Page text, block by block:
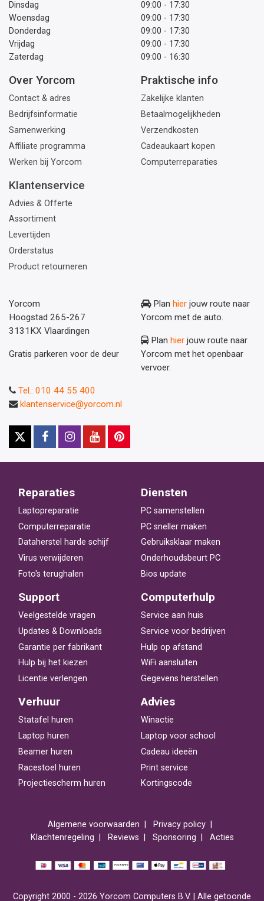
Dinsdag
09:00 - 17:30
Woensdag
09:00 - 17:30
Donderdag
09:00 - 17:30
Vrijdag
09:00 - 17:30
Zaterdag
09:00 - 16:30
Over Yorcom
Contact & adres
Bedrijfsinformatie
Samenwerking
Affiliate programma
Werken bij Yorcom
Praktische info
Zakelijke klanten
Betaalmogelijkheden
Verzendkosten
Cadeaukaart kopen
Computerreparaties
Klantenservice
Advies & Offerte
Assortiment
Levertijden
Orderstatus
Product retourneren
Yorcom
Hoogstad 265-267
3131KX Vlaardingen
Gratis parkeren voor de deur
Plan hier jouw route naar
Yorcom met de auto.
Plan hier jouw route naar
Yorcom met het openbaar
vervoer.
Tel.: 010 44 55 400
klantenservice@yorcom.nl
Reparaties
Laptopreparatie
Computerreparatie
Dataherstel harde schijf
Virus verwijderen
Foto's terughalen
Diensten
PC samenstellen
PC sneller maken
Gebruiksklaar maken
Onderhoudsbeurt PC
Bios update
Support
Veelgestelde vragen
Updates & Downloads
Garantie per fabrikant
Hulp bij het kiezen
Licentie verlengen
Computerhulp
Service aan huis
Service voor bedrijven
Hulp op afstand
WiFi aansluiten
Gegevens herstellen
Verhuur
Statafel huren
Laptop huren
Beamer huren
Racestoel huren
Projectiescherm huren
Advies
Winactie
Laptop voor school
Cadeau ideeën
Print service
Kortingscode
Algemene voorwaarden
Privacy policy
Klachtenregeling
Reviews Sponsoring Acties
Copyright 2000 - 2026 Yorcom Computers B.V. | Alle getoonde